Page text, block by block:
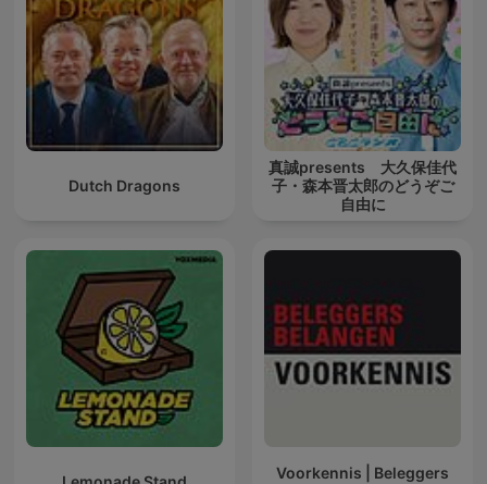
Dutch Dragons
真誠presents 大久保佳代
子・森本晋太郎のどうぞご
自由に
Voorkennis | Beleggers